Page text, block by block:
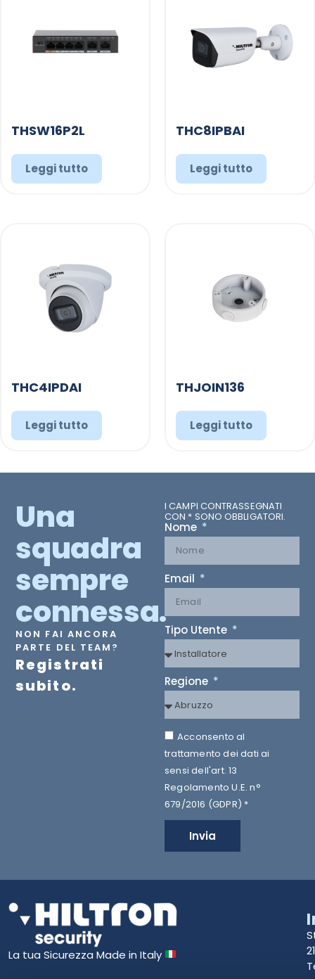
THSW16P2L
Leggi tutto
THC8IPBAI
Leggi tutto
THC4IPDAI
Leggi tutto
THJOIN136
Leggi tutto
Una
squadra
sempre
connessa.
NON FAI ANCORA
PARTE DEL TEAM?
Registrati
subito.
I CAMPI CONTRASSEGNATI
CON * SONO OBBLIGATORI.
Nome
Email
Tipo Utente
Regione
Acconsento al
trattamento dei dati ai
sensi dell'art. 13
Regolamento U.E. n°
679/2016 (GDPR) *
Invia
La tua Sicurezza Made in Italy